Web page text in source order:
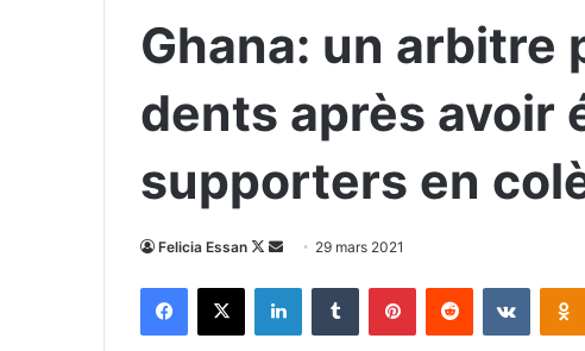
Ghana: un arbitre
dents après avoir
supporters en
Felicia Essan
Follow
X
Envoyer29 mars 2021
Facebook
X LinkedinTumblr PinterestReddit